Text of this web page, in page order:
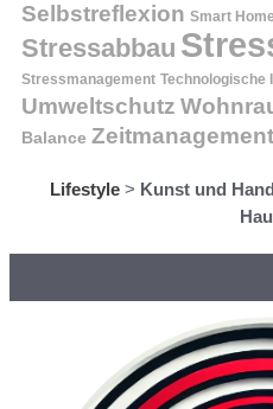
Selbstreflexion Smart
Stressabbau
Stressmanagement Technologische
Umweltschutz
Balance Zeitmanagement
Lifestyle> Kunst und